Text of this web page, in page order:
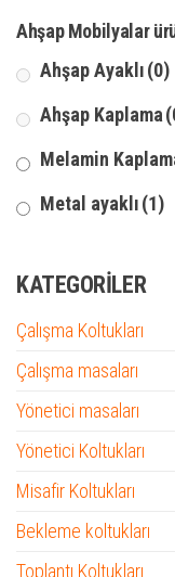
Ahşap Mobilyalar
Ahşap Ayaklı(0)
Ahşap Kaplama
Melamin
Metal ayaklı(1)
KATEGORILER
Çalışma Koltukları
Çalışma masaları
Yönetici masaları
Yönetici Koltukları
Misafir Koltukları
Bekleme koltukları
Toplantı Koltukları